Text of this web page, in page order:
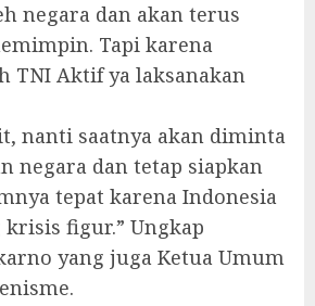
negara dan akan terus
Tapi karena
TNI Aktif ya laksanakan
nanti saatnya akan diminta
negara dan tetap siapkan
tepat karena Indonesia
krisis figur.” Ungkap
yang juga Ketua Umum